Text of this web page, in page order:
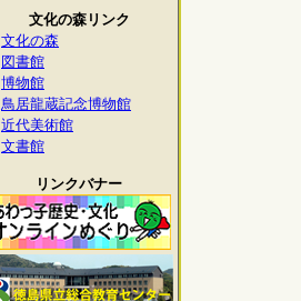
文化の森リンク
文化の森
図書館
博物館
鳥居龍蔵記念博物館
近代美術館
文書館
リンクバナー